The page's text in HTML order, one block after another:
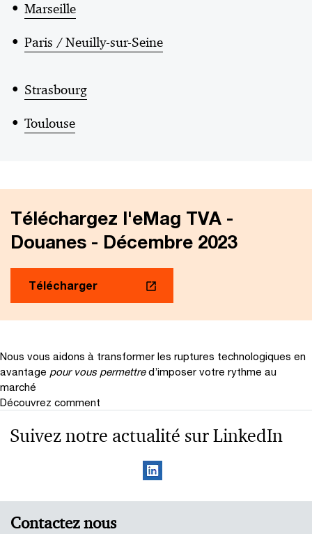
Marseille
Paris / Neuilly-sur-Seine
Strasbourg
Toulouse
Téléchargez l'eMag TVA -
Douanes - Décembre 2023
Télécharger
Nous vous aidons à transformer les ruptures technologiques en
avantage pour vous permettre d’imposer votre rythme au
marché
Découvrez comment
Suivez notre actualité sur LinkedIn
Contactez nous